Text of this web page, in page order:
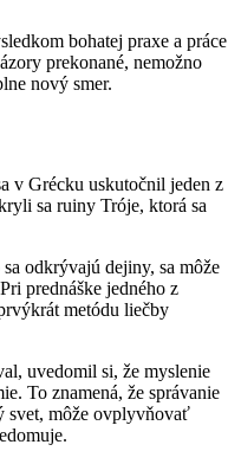
bohatej praxe a práce
prekonané, nemožno
nový smer.
v Grécku uskutočnil jeden z
sa ruiny Tróje, ktorá sa
odkrývajú dejiny, sa môže
prednáške jedného z
metódu liečby
uvedomil si, že myslenie
To znamená, že správanie
svet, môže ovplyvňovať